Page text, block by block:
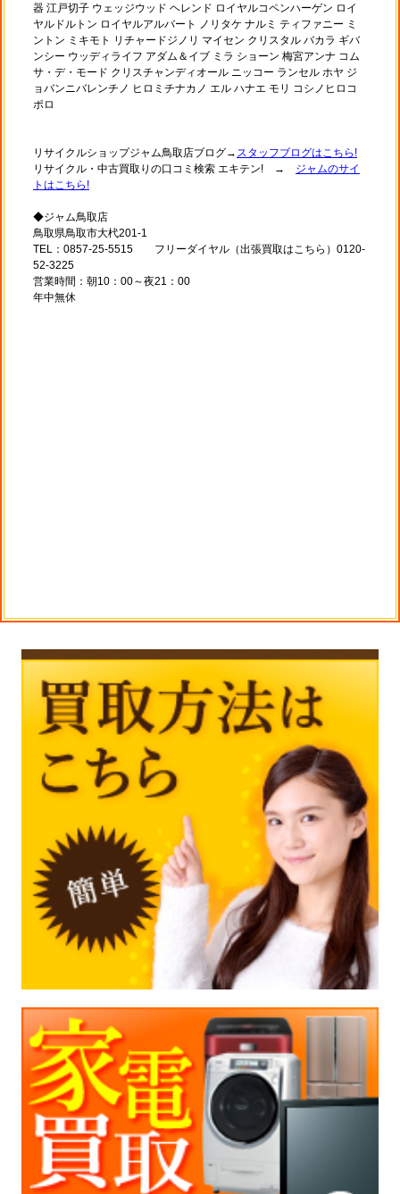
器 江戸切子 ウェッジウッド ヘレンド ロイヤルコペンハーゲン ロイ
ヤルドルトン ロイヤルアルバート ノリタケ ナルミ ティファニー ミ
ントン ミキモト リチャードジノリ マイセン クリスタル バカラ ギバ
ンシー ウッディライフ アダム＆イブ ミラ ショーン 梅宮アンナ コム
サ・デ・モード クリスチャンディオール ニッコー ランセル ホヤ ジ
ョバンニバレンチノ ヒロミチナカノ エル ハナエ モリ コシノヒロコ
ポロ
リサイクルショップジャム鳥取店ブログ→ スタッフブログはこちら!
リサイクル・中古買取りの口コミ検索 エキテン! → ジャムのサイ
トはこちら!
◆ジャム鳥取店
鳥取県鳥取市大杙201-1
TEL：0857-25-5515 フリーダイヤル（出張買取はこちら）0120-
52-3225
営業時間：朝10：00～夜21：00
年中無休